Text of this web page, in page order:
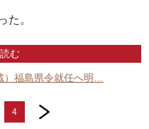
た。
む
福島県令就任へ明…
4
next